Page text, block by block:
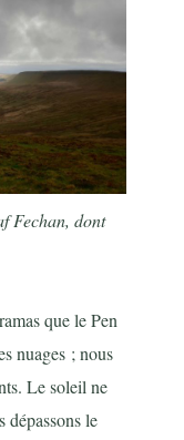
Fechan, dont
que le Pen
nuages ; nous
Le soleil ne
dépassons le